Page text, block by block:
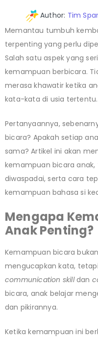
Author: Tim
Memantau tumbuh
terpenting yang perlu
Salah satu aspek yang
kemampuan berbicara.
merasa khawatir ketika
kata-kata di usia tertentu.
Pertanyaannya,
bicara? Apakah setiap
sama? Artikel ini akan
kemampuan bicara
diwaspadai, serta cara
kemampuan bahasa si
Mengapa
Anak Penting?
Kemampuan bicara
mengucapkan kata,
communication skilldan
bicara, anak belajar
dan pikirannya.
Ketika kemampuan ini